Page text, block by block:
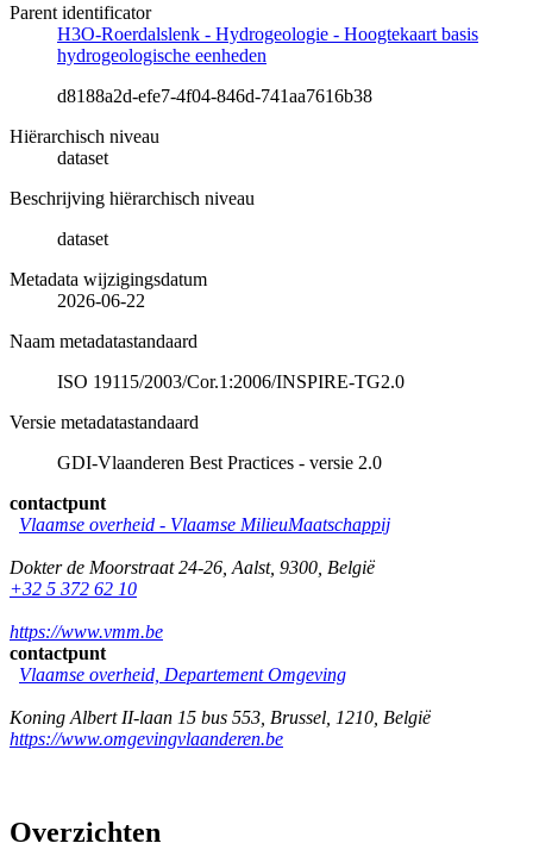
Parent identificator
H3O-Roerdalslenk - Hydrogeologie - Hoogtekaart basis
hydrogeologische eenheden
d8188a2d-efe7-4f04-846d-741aa7616b38
Hiërarchisch niveau
dataset
Beschrijving hiërarchisch niveau
dataset
Metadata wijzigingsdatum
2026-06-22
Naam metadatastandaard
ISO 19115/2003/Cor.1:2006/INSPIRE-TG2.0
Versie metadatastandaard
GDI-Vlaanderen Best Practices - versie 2.0
contactpunt
Vlaamse overheid - Vlaamse MilieuMaatschappij
Dokter de Moorstraat 24-26 Aalst, 9300 België
+32 5 372 62 10
https://www.vmm.be
contactpunt
Vlaamse overheid, Departement Omgeving
Koning Albert II-laan 15 bus 553 Brussel 1210 België
https://www.omgevingvlaanderen.be
Overzichten